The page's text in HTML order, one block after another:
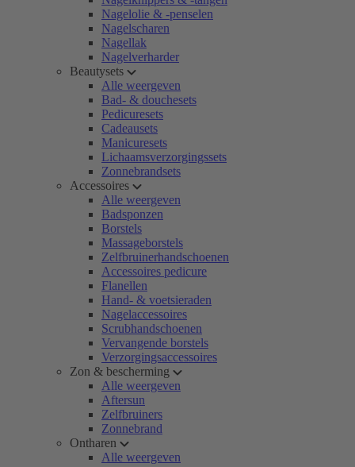
Nagelolie & -penselen
Nagelscharen
Nagellak
Nagelverharder
Beautysets
Alle weergeven
Bad- & douchesets
Pedicuresets
Cadeausets
Manicuresets
Lichaamsverzorgingssets
Zonnebrandsets
Accessoires
Alle weergeven
Badsponzen
Borstels
Massageborstels
Zelfbruinerhandschoenen
Accessoires pedicure
Flanellen
Hand- & voetsieraden
Nagelaccessoires
Scrubhandschoenen
Vervangende borstels
Verzorgingsaccessoires
Zon & bescherming
Alle weergeven
Aftersun
Zelfbruiners
Zonnebrand
Ontharen
Alle weergeven